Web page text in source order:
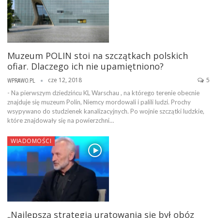
Muzeum POLIN stoi na szczątkach polskich
ofiar. Dlaczego ich nie upamiętniono?
WPRAWO.PL cze 12, 2018 5
- Na pierwszym dziedzińcu KL Warschau , na którego terenie obecnie
znajduje się muzeum Polin, Niemcy mordowali i palili ludzi. Prochy
wsypywano do studzienek kanalizacyjnych. Po wojnie szczątki ludzkie,
które znajdowały się na powierzchni…
WIADOMOŚCI
„Najlepszą strategią uratowania się był obóz